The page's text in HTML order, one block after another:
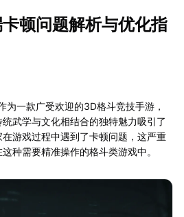
顿问题解析与优化指
一款广受欢迎的3D格斗竞技手游，
武学与文化相结合的独特魅力吸引了
游戏过程中遇到了卡顿问题，这严重
种需要精准操作的格斗类游戏中。